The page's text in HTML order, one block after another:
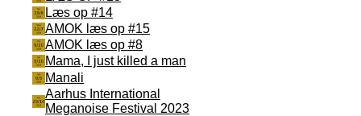
Læs op #14
AMOK læs op #15
AMOK læs op #8
Mama, I just killed a man
Manali
Aarhus International
Meganoise Festival 2023